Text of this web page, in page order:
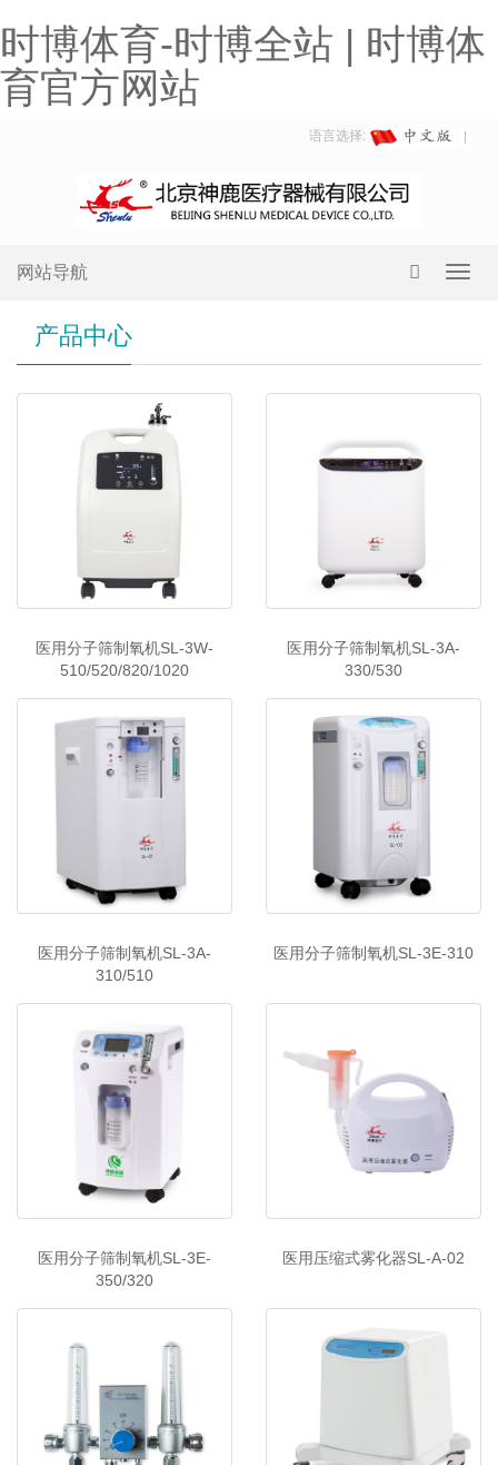
时博体育-时博全站 | 时博体
育官方网站
语言选择:
网站导航
产品中心
医用分子筛制氧机SL-3W-
510/520/820/1020
医用分子筛制氧机SL-3A-
330/530
医用分子筛制氧机SL-3A-
310/510
医用分子筛制氧机SL-3E-310
医用分子筛制氧机SL-3E-
350/320
医用压缩式雾化器SL-A-02